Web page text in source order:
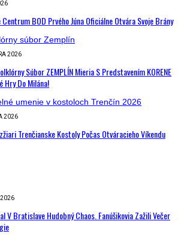
BOD Prvého Júna Oficiálne Otvára Svoje Brány
2026
Súbor ZEMPLÍN Mieria S Predstavením KORENE
Hry Do Milána!
2026
Trenčianske Kostoly Počas Otváracieho Víkendu
2026
V Bratislave Hudobný Chaos. Fanúšikovia Zažili Večer